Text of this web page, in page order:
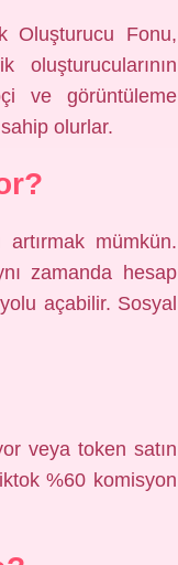
Oluşturucu Fonu,
ve görüntüleme
olurlar.
artırmak mümkün.
zamanda hesap
açabilir. Sosyal
veya token satın
%60 komisyon